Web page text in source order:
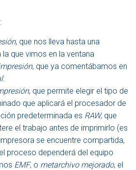
, que nos lleva hasta una
la que vimos en la ventana
, que ya comentábamos en
.
, que permite elegir el tipo de
que aplicará el procesador de
predeterminada es RAW, que
el trabajo antes de imprimirlo (es
se encuentre compartida,
proceso dependerá del equipo
EMF, o metarchivo mejorado, el